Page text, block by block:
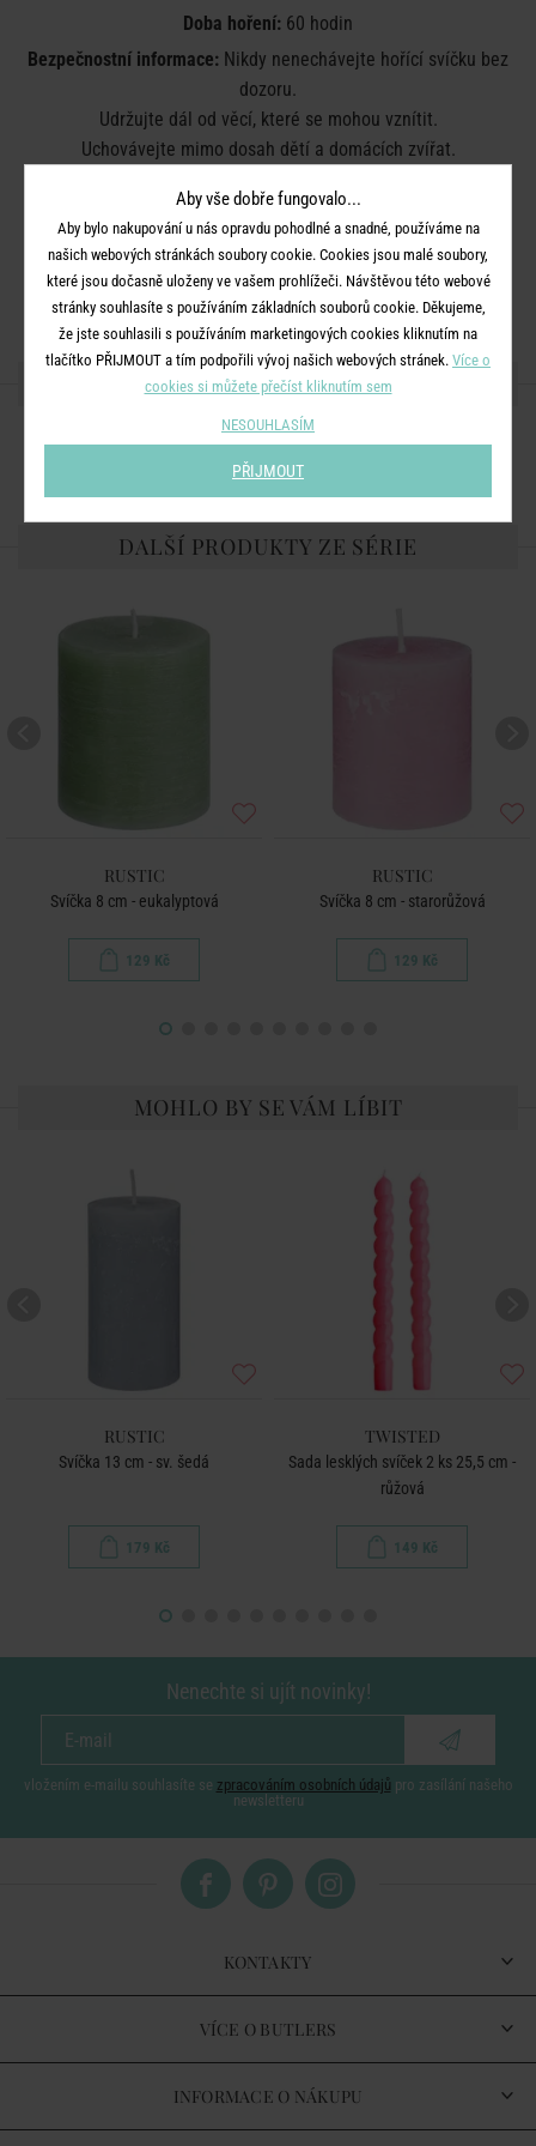
Doba hoření: 60 hodin
Bezpečnostní informace: Nikdy nenechávejte hořící svíčku bez
dozoru.
Udržujte dál od věcí, které se mohou vznítit.
Uchovávejte mimo dosah dětí a domácích zvířat.
Nepalte v průvanu.
Neumisťujte do blízkosti zdroje tepla.
Zastřihněte knot na 1 cm.
Plamen zhášejte. Nesfoukávejte jej.
SDÍLEJTE S PŘÁTELI
DALŠÍ PRODUKTY ZE SÉRIE
RUSTIC
Svíčka 8 cm - eukalyptová
129 Kč
RUSTIC
Svíčka 8 cm - starorůžová
129 Kč
MOHLO BY SE VÁM LÍBIT
RUSTIC
Svíčka 13 cm - sv. šedá
179 Kč
TWISTED
Sada lesklých svíček 2 ks 25,5 cm -
růžová
149 Kč
Nenechte si ujít novinky!
vložením e-mailu souhlasíte se zpracováním osobních údajů pro zasílání našeho
newsletteru
KONTAKTY
VÍCE O BUTLERS
INFORMACE O NÁKUPU
Aby vše dobře fungovalo...
Aby bylo nakupování u nás opravdu pohodlné a snadné, používáme na
našich webových stránkách soubory cookie. Cookies jsou malé soubory,
které jsou dočasně uloženy ve vašem prohlížeči. Návštěvou této webové
stránky souhlasíte s používáním základních souborů cookie. Děkujeme,
že jste souhlasili s používáním marketingových cookies kliknutím na
tlačítko PŘIJMOUT a tím podpořili vývoj našich webových stránek. Více o
cookies si můžete přečíst kliknutím sem
NESOUHLASÍM
PŘIJMOUT